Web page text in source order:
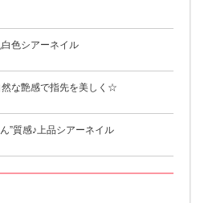
色シアーネイル
然な艶感で指先を美しく☆
”質感♪上品シアーネイル